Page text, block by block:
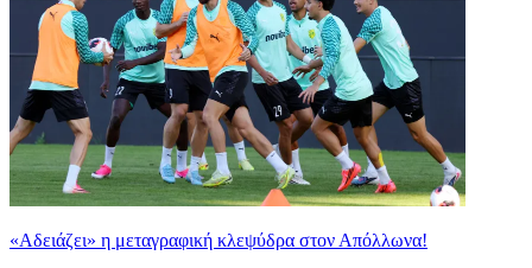
«Αδειάζει» η μεταγραφική κλεψύδρα στον Απόλλωνα!